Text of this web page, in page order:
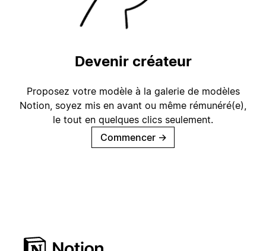
Devenir créateur
Proposez votre modèle à la galerie de modèles
Notion, soyez mis en avant ou même rémunéré(e),
le tout en quelques clics seulement.
Commencer →